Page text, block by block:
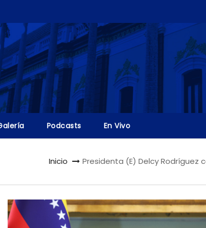
Podcasts En Vivo
Inicio Presidenta (E) Delcy